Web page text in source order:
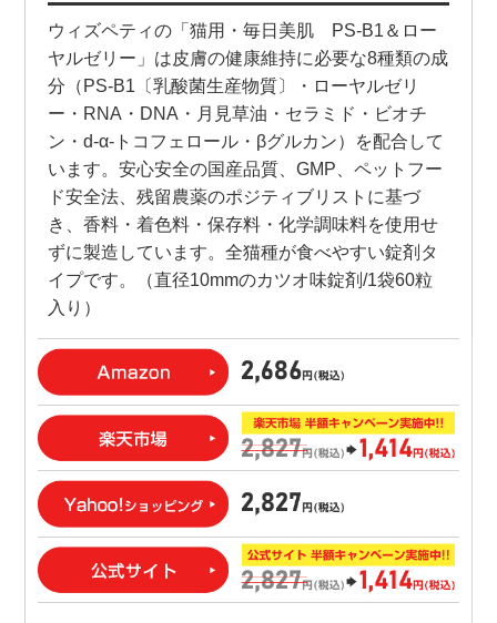
ウィズペティの「猫用・毎日美肌 PS-B1＆ロー
ヤルゼリー」は皮膚の健康維持に必要な8種類の成
分（PS-B1〔乳酸菌生産物質〕・ローヤルゼリ
ー・RNA・DNA・月見草油・セラミド・ビオチ
ン・d-α-トコフェロール・βグルカン）を配合して
います。安心安全の国産品質、GMP、ペットフー
ド安全法、残留農薬のポジティブリストに基づ
き、香料・着色料・保存料・化学調味料を使用せ
ずに製造しています。全猫種が食べやすい錠剤タ
イプです。（直径10mmのカツオ味錠剤/1袋60粒
入り）